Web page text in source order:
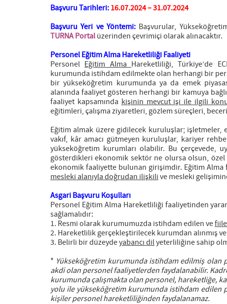
Başvuru Tarihleri:16.07.2024 – 31.07.2024
Başvuru Yeri ve Yöntemi: Başvurular,
TURNA Portalüzerinden çevrimiçi olarak alınacaktır.
Personel Eğitim Alma Hareketliliği Faaliyeti
Personel Eğitim Alma Hareketliliği, Türkiye’de
kurumunda istihdam edilmekte olan herhangi bir
bir yükseköğretim kurumunda ya da emek
alanında faaliyet gösteren herhangi bir kamuya
faaliyet kapsamında kişinin mevcut işi ile ilgili
eğitimleri, çalışma ziyaretleri, gözlem süreçleri,
Eğitim almak üzere gidilecek kuruluşlar;
vakıf, kâr amacı gütmeyen kuruluşlar, kariyer
yükseköğretim kurumları olabilir. Bu çerçevede,
gösterdikleri ekonomik sektör ne olursa olsun,
ekonomik faaliyette bulunan girişimdir. Eğitim
mesleki alanıyla doğrudan ilişkilive mesleki
Asgari Başvuru Koşulları
Personel Eğitim Alma Hareketliliği faaliyetinden
sağlamalıdır:
1. Resmi olarak kurumumuzda istihdam edilen ve
2. Hareketlilik gerçekleştirilecek kurumdan alınmış
3. Belirli bir düzeydeyabancı dilyeterliliğine sahip
* Yükseköğretim kurumunda istihdam edilmiş olan
akdi olan personel faaliyetlerden faydalanabilir.
kurumunda çalışmakta olan personel, hareketliğe,
yolu ile yükseköğretim kurumunda istihdam edilen
kişiler personel hareketliliğinden faydalanamaz.